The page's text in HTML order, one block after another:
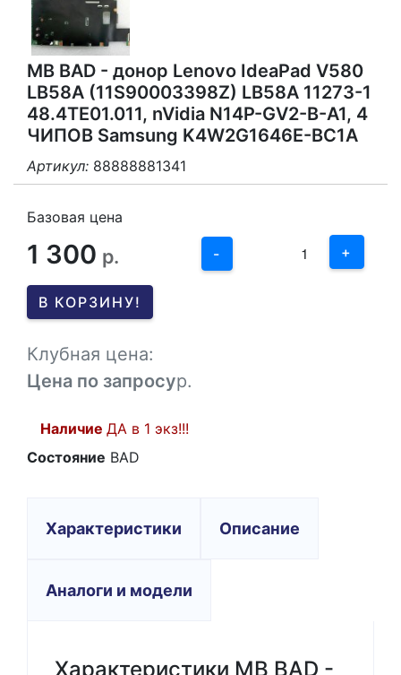
MB BAD - донор Lenovo IdeaPad V580
LB58A (11S90003398Z) LB58A 11273-1
48.4TE01.011, nVidia N14P-GV2-B-A1, 4
ЧИПОВ Samsung K4W2G1646E-BC1A
Артикул: 88888881341
Базовая цена
1 300 р. -
3
1
+
В КОРЗИНУ!
Клубная цена:
Цена по запросур.
Наличие ДА в 1 экз!!!
Состояние BAD
Характеристики Описание
Аналоги и модели
Характеристики MB BAD -